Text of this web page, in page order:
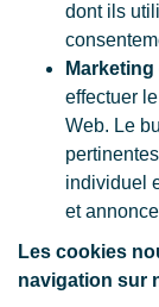
dont ils
effectuer
Web. Le
individuel
et
Les cookies
navigation sur